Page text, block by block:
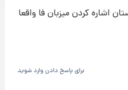
اشاره کردن میزبان فا واقعا
برای پاسخ دادن وارد شوید